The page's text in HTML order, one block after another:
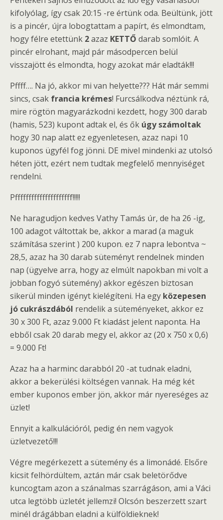
kifolyólag, így csak 20:15 -re értünk oda. Beültünk, jött
is a pincér, újra lobogtattam a papírt, és elmondtam,
hogy félre etettünk 2azaz KETTŐ darab somlóit. A
pincér elrohant, majd pár másodpercen belül
visszajött és elmondta, hogy azokat már eladták!!!
Pffff…. Na jó, akkor mi van helyette??? Hát már semmi
sincs, csak francia krémes! Furcsálkodva néztünk rá,
mire rögtön magyarázkodni kezdett, hogy 300 darab
(hamis, 523) kupont adtak el, és ők úgy számoltak
hogy 30 nap alatt ez egyenletesen, azaz napi 10
kuponos ügyfél fog jönni. DE mivel mindenki az utolsó
héten jött, ezért nem tudtak megfelelő mennyiséget
rendelni.
Pfffffffffffffffffffff!!!!!
Ne haragudjon kedves Vathy Tamás úr, de ha 26 -ig,
100 adagot váltottak be, akkor a marad (a maguk
számítása szerint ) 200 kupon. ez 7 napra lebontva ~
28,5, azaz ha 30 darab süteményt rendelnek minden
nap (ügyelve arra, hogy az elmúlt napokban mi volt a
jobban fogyó sütemény) akkor egészen biztosan
sikerül minden igényt kielégíteni. Ha egy közepesen
jó cukrászdából rendelik a süteményeket, akkor ez
30 x 300 Ft, azaz 9.000 Ft kiadást jelent naponta. Ha
ebből csak 20 darab megy el, akkor az (20 x 750 x 0,6)
= 9.000 Ft!
Azaz ha a harminc darabból 20 -at tudnak eladni,
akkor a bekerülési költségen vannak. Ha még két
ember kuponos ember jön, akkor már nyereséges az
üzlet!
Ennyit a kalkulációról, pedig én nem vagyok
üzletvezető!!!
Végre megérkezett a sütemény és a limonádé. Elsőre
kicsit felhördültem, aztán már csak beletörődve
kuncogtam azon a szánalmas szarrágáson, ami a Váci
utca legtöbb üzletét jellemzi! Olcsón beszerzett szart
minél drágábban eladni a külföldieknek!